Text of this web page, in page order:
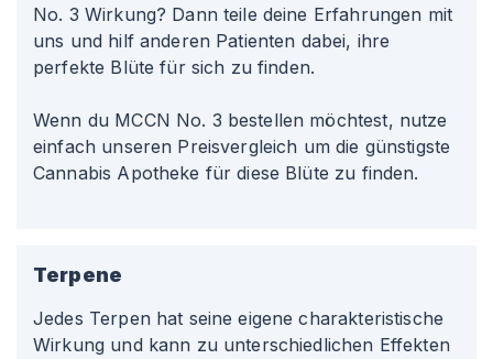
No. 3 Wirkung? Dann teile deine Erfahrungen mit
uns und hilf anderen Patienten dabei, ihre
perfekte Blüte für sich zu finden.
Wenn du MCCN No. 3 bestellen möchtest, nutze
einfach unseren Preisvergleich um die günstigste
Cannabis Apotheke für diese Blüte zu finden.
Terpene
Jedes Terpen hat seine eigene charakteristische
Wirkung und kann zu unterschiedlichen Effekten